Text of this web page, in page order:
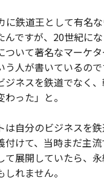
に鉄道王として有名
んですが、20世紀に
ついて著名なマーケ
う人が書いているの
ジネスを鉄道でなく
った」と。
は自分のビジネスを
付けて、当時まだ主
て展開していたら、
れません。